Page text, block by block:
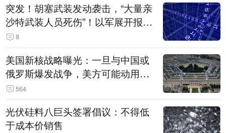
突发！胡塞武装发动袭击，“大量亲
沙特武装人员死伤”！以军展开报复
性空袭
8
美国新核战略曝光：一旦与中国或
俄罗斯爆发战争，美方可能动用战
术核武器
564
光伏硅料八巨头签署倡议：不得低
于成本价销售